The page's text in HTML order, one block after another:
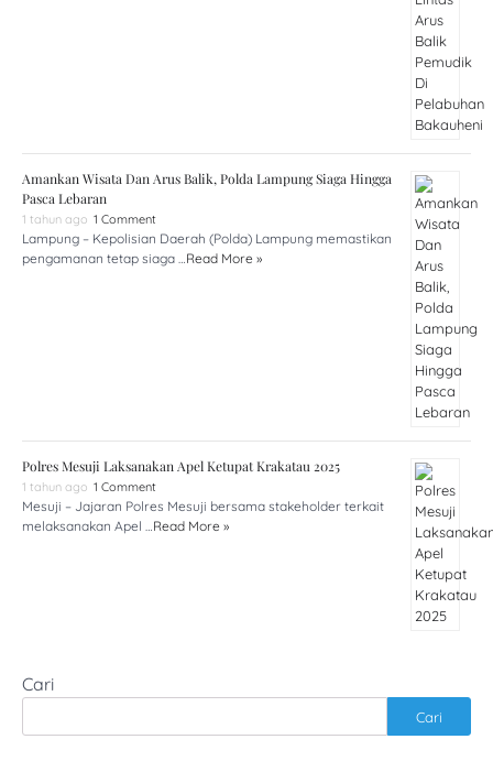
Amankan Wisata Dan Arus Balik, Polda Lampung Siaga Hingga
Pasca Lebaran
1 tahun ago 1 Comment
Lampung – Kepolisian Daerah (Polda) Lampung memastikan
pengamanan tetap siaga …Read More »
Polres Mesuji Laksanakan Apel Ketupat Krakatau 2025
1 tahun ago 1 Comment
Mesuji – Jajaran Polres Mesuji bersama stakeholder terkait
melaksanakan Apel …Read More »
Cari
Cari